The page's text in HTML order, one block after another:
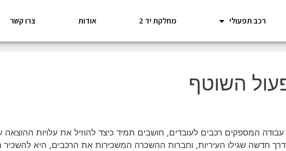
רכב תפעולי מחלקת יד 2 אודות צרו קשר
השוטף
עבודה המספקים רכבים לעובדים, חושבים תמיד כיצד להוזיל את עלויות
דרך חדשה שגילו העיריות, וחברות ההשכרה המשכירות את הרכבים, היא להשכיר